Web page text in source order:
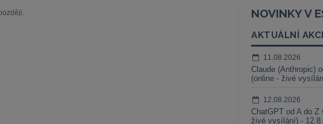
NOVINKY V
AKTUÁLNÍ
11.08.2026
Claude (Anthropic)
(online - živé
12.08.2026
ChatGPT od A do
živé vysílání) -